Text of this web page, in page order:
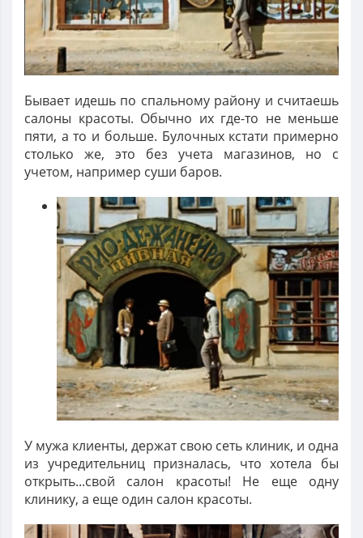
Бывает идешь по спальному району и считаешь
салоны красоты. Обычно их где-то не меньше
пяти, а то и больше. Булочных кстати примерно
столько же, это без учета магазинов, но с
учетом, например суши баров.
У мужа клиенты, держат свою сеть клиник, и одна
из учредительниц призналась, что хотела бы
открыть...свой салон красоты! Не еще одну
клинику, а еще один салон красоты.